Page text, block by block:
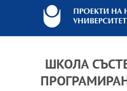
ШКОЛА